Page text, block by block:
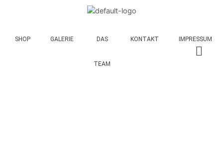
SHOP GALERIE DAS
TEAM
KONTAKT IMPRESSUM